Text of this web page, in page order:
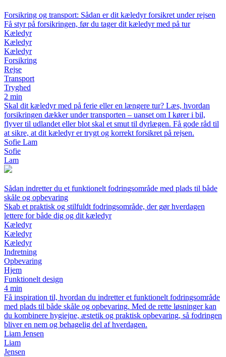
Forsikring og transport: Sådan er dit kæledyr forsikret under rejsen
Få styr på forsikringen, før du tager dit kæledyr med på tur
Kæledyr
Kæledyr
Kæledyr
Forsikring
Rejse
Transport
Tryghed
2 min
Skal dit kæledyr med på ferie eller en længere tur? Læs, hvordan
forsikringen dækker under transporten – uanset om I kører i bil,
flyver til udlandet eller blot skal et smut til dyrlægen. Få gode råd til
at sikre, at dit kæledyr er trygt og korrekt forsikret på rejsen.
Sofie Lam
Sofie
Lam
Sådan indretter du et funktionelt fodringsområde med plads til både
skåle og opbevaring
Skab et praktisk og stilfuldt fodringsområde, der gør hverdagen
lettere for både dig og dit kæledyr
Kæledyr
Kæledyr
Kæledyr
Indretning
Opbevaring
Hjem
Funktionelt design
4 min
Få inspiration til, hvordan du indretter et funktionelt fodringsområde
med plads til både skåle og opbevaring. Med de rette løsninger kan
du kombinere hygiejne, æstetik og praktisk opbevaring, så fodringen
bliver en nem og behagelig del af hverdagen.
Liam Jensen
Liam
Jensen